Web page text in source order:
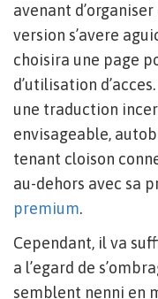
avenant
version s’avere
choisira une page
d’utilisation
une traduction
envisageable,
tenant cloison
au-dehors avec sa
premium.
Cependant, il va
a l’egard de
semblent nenni en